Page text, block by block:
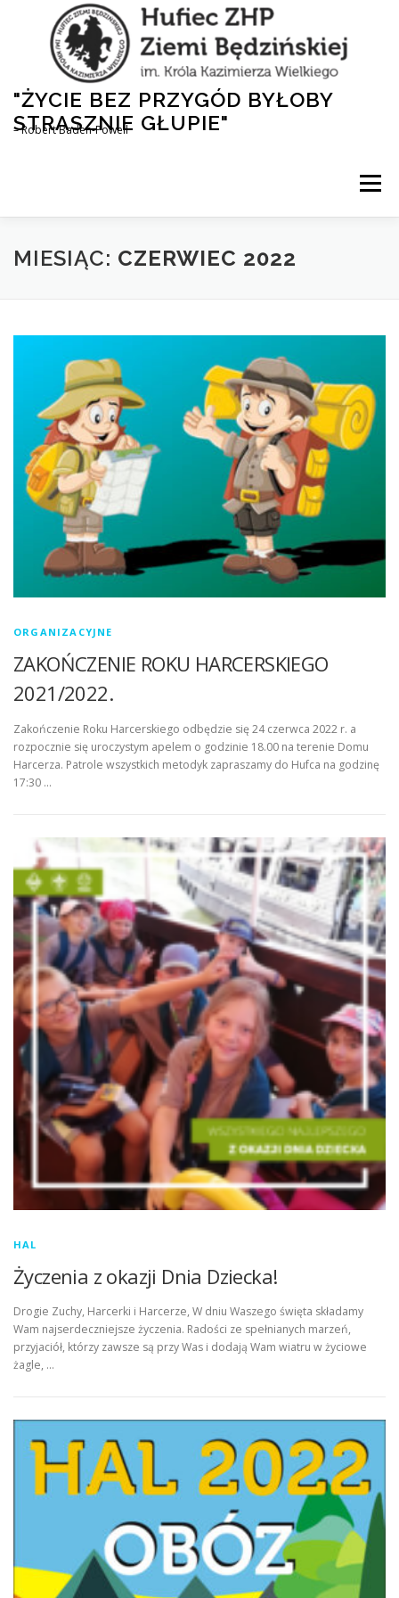
"ŻYCIE BEZ PRZYGÓD BYŁOBY
STRASZNIE GŁUPIE"
– Robert Baden-Powell
Menu
AKTUALNOŚCI HUFIEC DLA RODZICÓW
MIESIĄC: CZERWIEC 2022
ORGANIZACYJNE
ZAKOŃCZENIE ROKU HARCERSKIEGO
2021/2022.
Zakończenie Roku Harcerskiego odbędzie się 24 czerwca 2022 r. a
rozpocznie się uroczystym apelem o godzinie 18.00 na terenie Domu
Harcerza. Patrole wszystkich metodyk zapraszamy do Hufca na godzinę
17:30 …
HAL
Życzenia z okazji Dnia Dziecka!
Drogie Zuchy, Harcerki i Harcerze, W dniu Waszego święta składamy
Wam najserdeczniejsze życzenia. Radości ze spełnianych marzeń,
przyjaciół, którzy zawsze są przy Was i dodają Wam wiatru w życiowe
żagle, …